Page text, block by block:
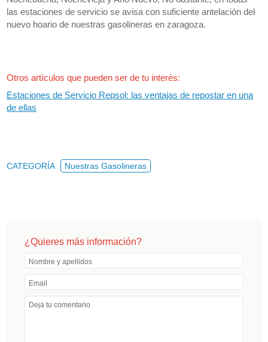
las estaciones de servicio se avisa con suficiente antelación del
nuevo hoario de nuestras gasolineras en zaragoza.
Otros artículos que pueden ser de tu interés:
Estaciones de Servicio Repsol: las ventajas de repostar en una
de ellas
CATEGORÍA Nuestras Gasolineras
¿Quieres más información?
Nombre y apellidos
Email
Deja tu comentario